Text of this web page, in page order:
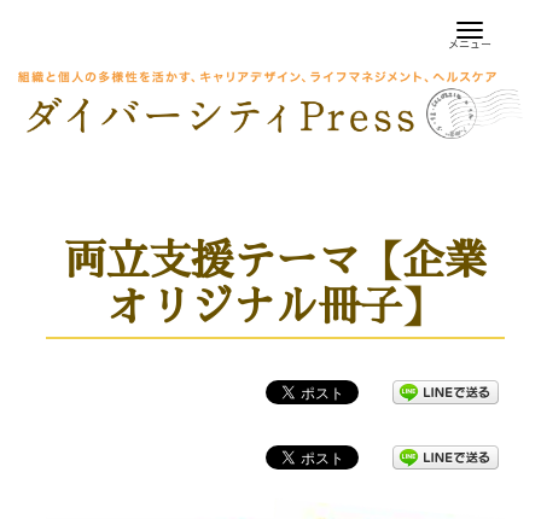
メニュー
両立支援テーマ【企業
オリジナル冊子】